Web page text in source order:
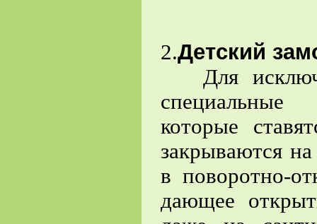
2.Детский
Для
специальные
которые
закрываются
в поворотно-
дающее